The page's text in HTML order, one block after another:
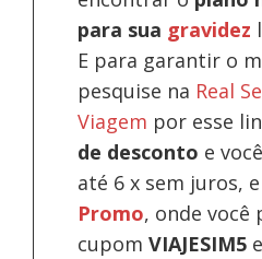
para sua gravidez
E para garantir o
pesquise na Real
Viagem por esse
de desconto e
até 6 x sem juros,
Promo, onde você
cupomVIAJESIM5 e